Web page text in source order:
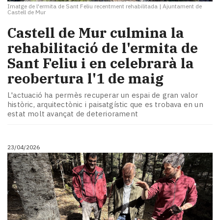
Imatge de l'ermita de Sant Feliu recentment rehabilitada | Ajuntament de
Castell de Mur
​Castell de Mur culmina la
rehabilitació de l'ermita de
Sant Feliu i en celebrarà la
reobertura l'1 de maig
L'actuació ha permès recuperar un espai de gran valor
històric, arquitectònic i paisatgístic que es trobava en un
estat molt avançat de deteriorament
23/04/2026